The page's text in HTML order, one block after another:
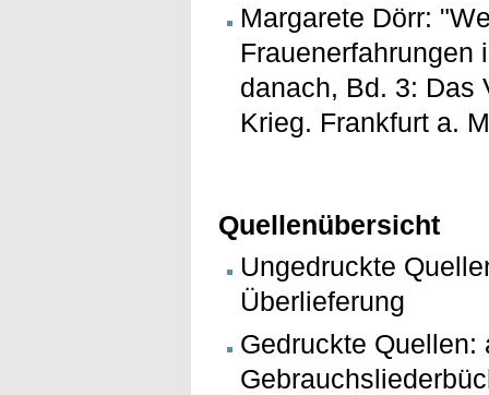
Margarete Dörr:
Frauenerfahrungen
danach, Bd. 3: Das
Krieg. Frankfurt a.
Quellenübersicht
Ungedruckte
Überlieferung
Gedruckte Quellen: